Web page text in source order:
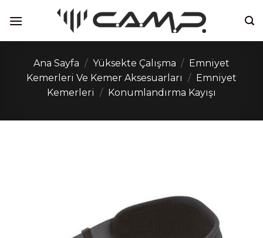
atla
Ana Sayfa / Yüksekte Çalışma / Emniyet
Kemerleri Ve Kemer Aksesuarları / Emniyet
Kemerleri / Konumlandırma Kayışı